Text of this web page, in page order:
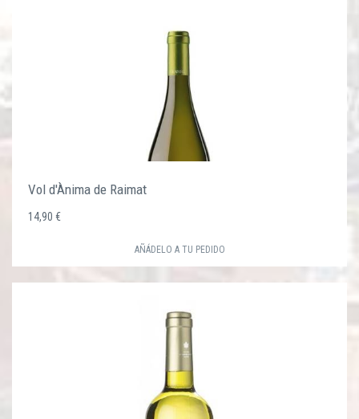
Vol d'Ànima de Raimat
14,90 €
AÑÁDELO A TU PEDIDO